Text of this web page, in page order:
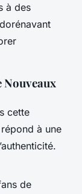
à des
Nouveaux
cette
à une
de